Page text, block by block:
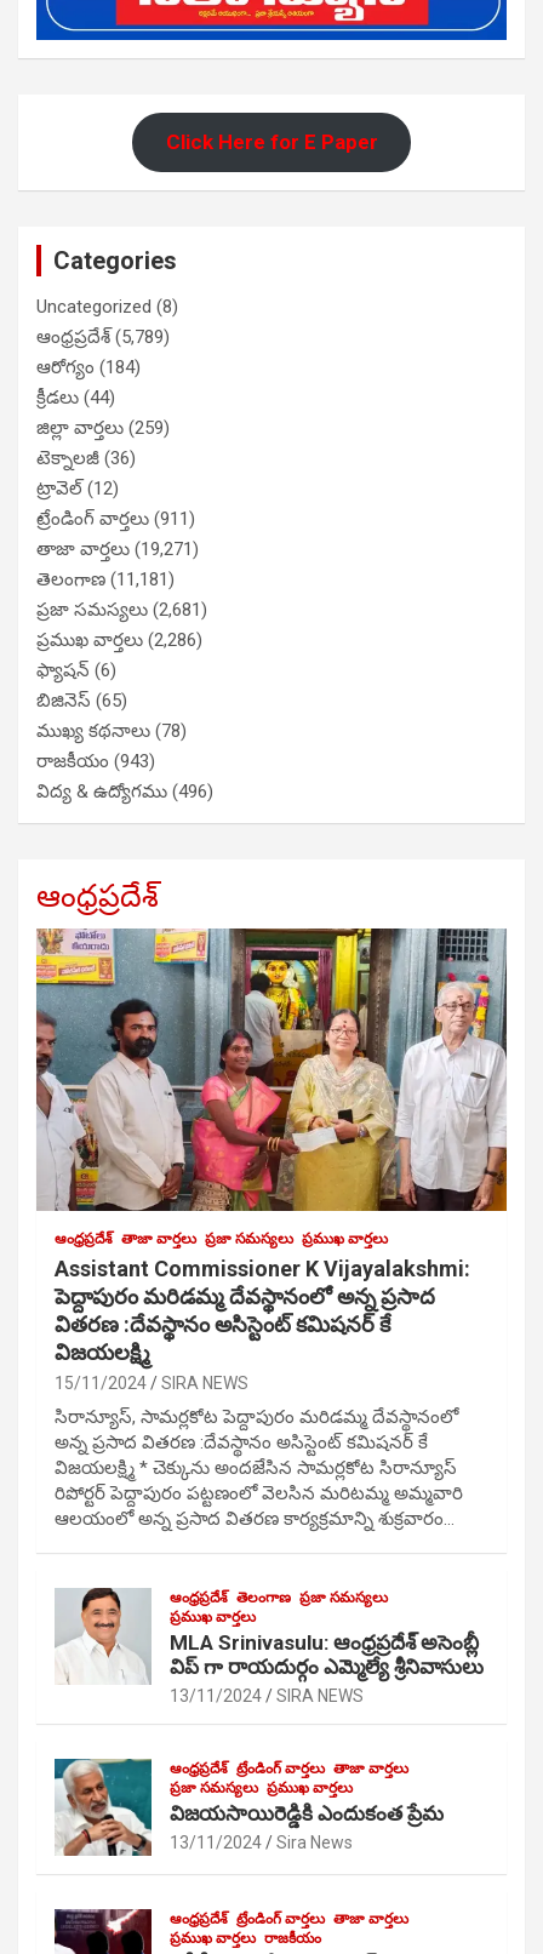
Click Here for E Paper
Categories
Uncategorized (8)
ఆంధ్రప్రదేశ్(5,789)
ఆరోగ్యం (184)
క్రీడలు (44)
జిల్లా వార్తలు (259)
టెక్నాలజీ (36)
ట్రావెల్(12)
ట్రేండింగ్ వార్తలు (911)
తాజా వార్తలు (19,271)
తెలంగాణ (11,181)
ప్రజా సమస్యలు (2,681)
ప్రముఖ వార్తలు (2,286)
ఫ్యాషన్ (6)
బిజినెస్ (65)
ముఖ్య కథనాలు (78)
రాజకీయం (943)
విద్య & ఉద్యోగము (496)
ఆంధ్రప్రదేశ్
ఆంధ్రప్రదేశ్ తాజా వార్తలు ప్రజా సమస్యలు ప్రముఖ వార్తలు
Assistant Commissioner K Vijayalakshmi:
పెద్దాపురం మరిడమ్మ దేవస్థానంలో అన్న ప్రసాద
వితరణ :దేవస్థానం అసిస్టెంట్ కమిషనర్ కే
విజయలక్ష్మి
15/11/2024 SIRA NEWS
సిరాన్యూస్, సామర్లకోట పెద్దాపురం మరిడమ్మ దేవస్థానంలో
అన్న ప్రసాద వితరణ :దేవస్థానం అసిస్టెంట్ కమిషనర్ కే
విజయలక్ష్మి * చెక్కును అందజేసిన సామర్లకోట సిరాన్యూస్
రిపోర్టర్ పెద్దాపురం పట్టణంలో వెలసిన మరిటమ్మ అమ్మవారి
ఆలయంలో అన్న ప్రసాద వితరణ కార్యక్రమాన్ని శుక్రవారం…
ఆంధ్రప్రదేశ్ తెలంగాణ ప్రజా సమస్యలు
ప్రముఖ వార్తలు
MLA Srinivasulu: ఆంధ్రప్రదేశ్ అసెంబ్లీ
విప్ గా రాయదుర్గం ఎమ్మెల్యే శ్రీనివాసులు
13/11/2024 SIRA NEWS
ఆంధ్రప్రదేశ్ ట్రేండింగ్ వార్తలు తాజా వార్తలు
ప్రజా సమస్యలు ప్రముఖ వార్తలు
విజయసాయిరెడ్డికి ఎందుకంత ప్రేమ
13/11/2024 Sira News
ఆంధ్రప్రదేశ్ ట్రేండింగ్ వార్తలు తాజా వార్తలు
ప్రముఖ వార్తలు రాజకీయం